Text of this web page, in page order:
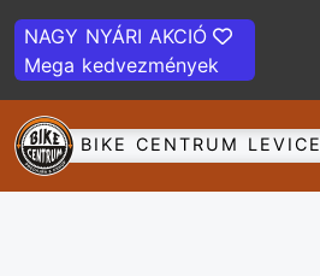
NAGY NYÁRI AKCIÓ
Mega kedvezmények
BIKE CENTRUM LEVICE